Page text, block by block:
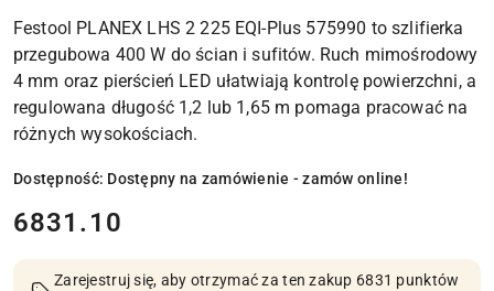
Festool PLANEX LHS 2 225 EQI-Plus 575990 to szlifierka
przegubowa 400 W do ścian i sufitów. Ruch mimośrodowy
4 mm oraz pierścień LED ułatwiają kontrolę powierzchni, a
regulowana długość 1,2 lub 1,65 m pomaga pracować na
różnych wysokościach.
Dostępność: Dostępny na zamówienie - zamów online!
cena:
6831.10
Zarejestruj się, aby otrzymać za ten zakup 6831 punktów